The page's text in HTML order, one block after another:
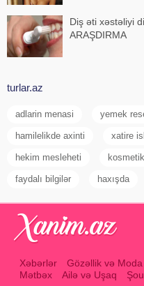
Diş əti xəstəliyi
ARAŞDIRMA
turlar.az
adlarin menasi yemek
hamilelikde axinti xatire
hekim mesleheti
faydalı bilgilər haxışda
Xəbərlər Gözəllik və Moda
Mətbəx
Ailə və Uşaq